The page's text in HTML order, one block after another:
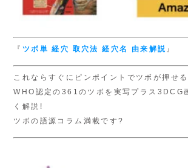
『 ツボ単経穴 取穴法経穴名 由来解説』
これならすぐにピンポイントでツボが押せ
WHO認定の361のツボを実写プラス3DCG
く解説!
ツボの語源コラム満載です?